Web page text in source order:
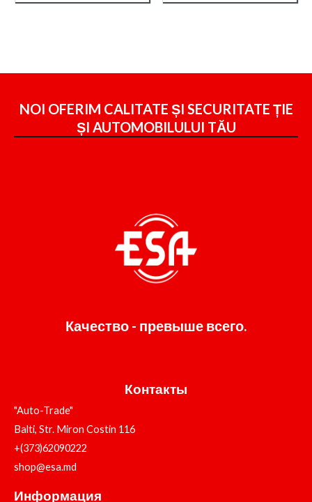
NOI OFERIM CALITATE ȘI SECURITATE ȚIE
ȘI AUTOMOBILULUI TĂU
Качество - превыше всего.
Контакты
"Auto-Trade"
Balti, Str. Miron Costin 116
+(373)62090222
shop@esa.md
Информация